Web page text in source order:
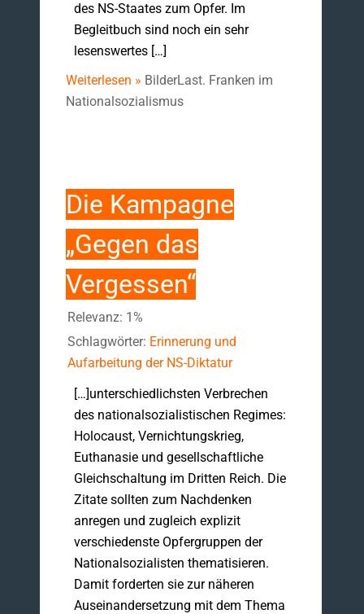
des NS-Staates zum Opfer. Im
Begleitbuch sind noch ein sehr
lesenswertes […]
Weiterlesen » BilderLast. Franken im
Nationalsozialismus
Die Kampagne
„Gegen das
Vergessen“
Relevanz: 1%
Schlagwörter: Erinnerung und
Aufarbeitung der NS-Diktatur
[…]unterschiedlichsten Verbrechen
des nationalsozialistischen Regimes:
Holocaust, Vernichtungskrieg,
Euthanasie und gesellschaftliche
Gleichschaltung im Dritten Reich. Die
Zitate sollten zum Nachdenken
anregen und zugleich explizit
verschiedenste Opfergruppen der
Nationalsozialisten thematisieren.
Damit forderten sie zur näheren
Auseinandersetzung mit dem Thema